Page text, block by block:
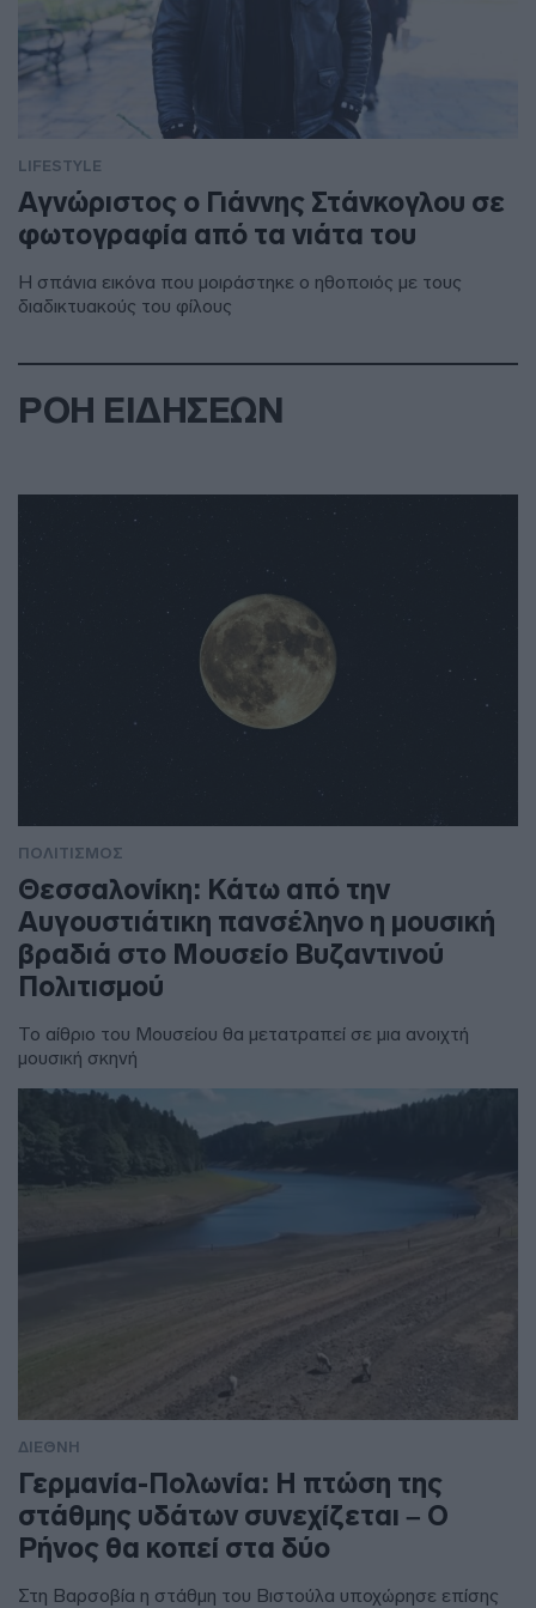
LIFESTYLE
Αγνώριστος ο Γιάννης Στάνκογλου σε
φωτογραφία από τα νιάτα του
Η σπάνια εικόνα που μοιράστηκε ο ηθοποιός με τους
διαδικτυακούς του φίλους
ΡΟΗ ΕΙΔΗΣΕΩΝ
ΠΟΛΙΤΙΣΜΟΣ
Θεσσαλονίκη: Κάτω από την
Αυγουστιάτικη πανσέληνο η μουσική
βραδιά στο Μουσείο Βυζαντινού
Πολιτισμού
Το αίθριο του Μουσείου θα μετατραπεί σε μια ανοιχτή
μουσική σκηνή
ΔΙΕΘΝΗ
Γερμανία-Πολωνία: Η πτώση της
στάθμης υδάτων συνεχίζεται – Ο
Ρήνος θα κοπεί στα δύο
Στη Βαρσοβία η στάθμη του Βιστούλα υποχώρησε επίσης